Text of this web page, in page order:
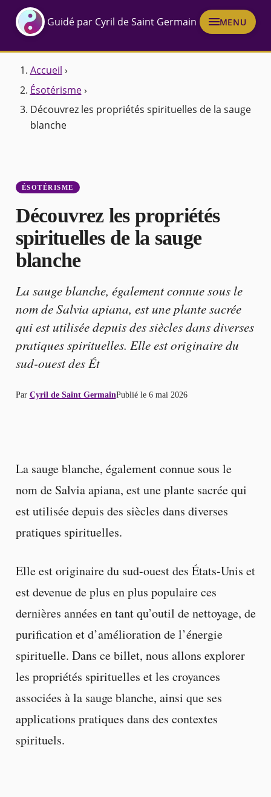
Guidé par Cyril de Saint Germain MENU
Accueil ›
Ésotérisme ›
Découvrez les propriétés spirituelles de la sauge
blanche
ÉSOTÉRISME
Découvrez les propriétés
spirituelles de la sauge
blanche
La sauge blanche, également connue sous le
nom de Salvia apiana, est une plante sacrée
qui est utilisée depuis des siècles dans diverses
pratiques spirituelles. Elle est originaire du
sud-ouest des Ét
Par Cyril de Saint GermainPublié le 6 mai 2026
La sauge blanche, également connue sous le
nom de Salvia apiana, est une plante sacrée qui
est utilisée depuis des siècles dans diverses
pratiques spirituelles.
Elle est originaire du sud-ouest des États-Unis et
est devenue de plus en plus populaire ces
dernières années en tant qu’outil de nettoyage, de
purification et d’amélioration de l’énergie
spirituelle. Dans ce billet, nous allons explorer
les propriétés spirituelles et les croyances
associées à la sauge blanche, ainsi que ses
applications pratiques dans des contextes
spirituels.